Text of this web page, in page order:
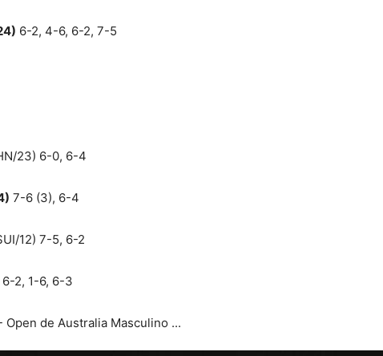
6-2, 4-6, 6-2, 7-5
23) 6-0, 6-4
7-6 (3), 6-4
12) 7-5, 6-2
6-2, 1-6, 6-3